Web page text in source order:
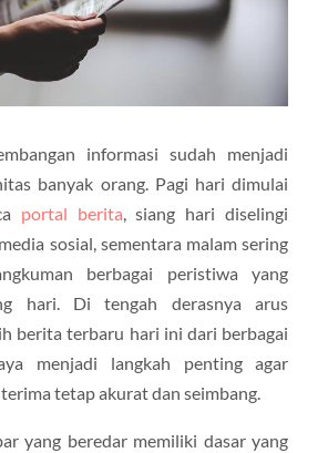
informasi sudah menjadi
banyak orang. Pagi hari dimulai
portal berita, siang hari diselingi
sosial, sementara malam sering
berbagai peristiwa yang
hari. Di tengah derasnya arus
berita terbaru hari ini dari berbagai
menjadi langkah penting agar
tetap akurat dan seimbang.
yang beredar memiliki dasar yang